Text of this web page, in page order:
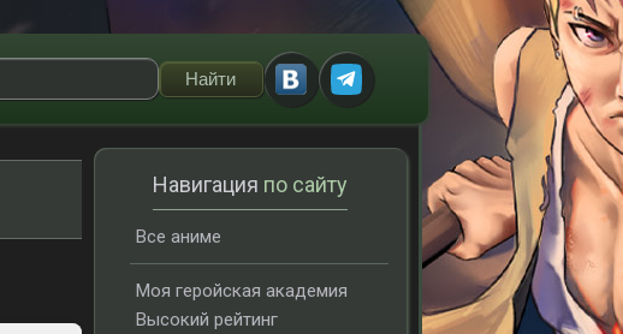
Навигация по сайту
Все аниме
Моя геройская академия
Высокий рейтинг